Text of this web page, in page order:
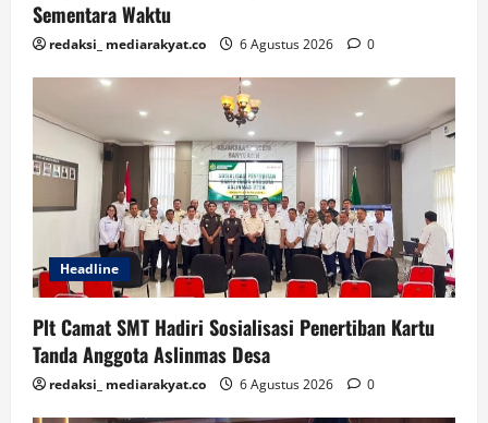
Sementara Waktu
redaksi_ mediarakyat.co 6 Agustus 2026 0
Headline
Plt Camat SMT Hadiri Sosialisasi Penertiban Kartu
Tanda Anggota Aslinmas Desa
redaksi_ mediarakyat.co 6 Agustus 2026 0